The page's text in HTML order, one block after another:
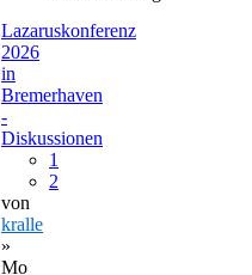
Lazaruskonferenz
2026
in
Bremerhaven
-
Diskussionen
1
2
von
kralle
»
Mo